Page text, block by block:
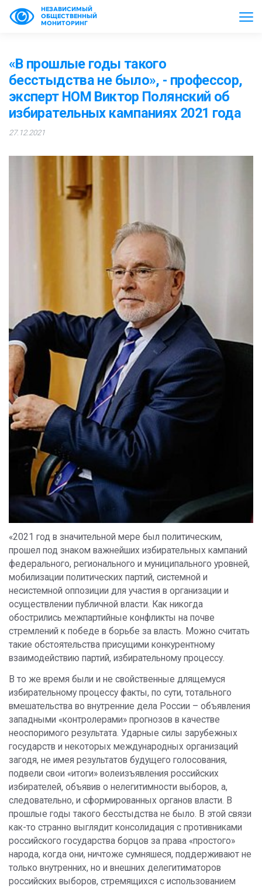
НЕЗАВИСИМЫЙ
ОБЩЕСТВЕННЫЙ
МОНИТОРИНГ
«В прошлые годы такого
бесстыдства не было», - профессор,
эксперт НОМ Виктор Полянский об
избирательных кампаниях 2021 года
27.12.2021
«2021 год в значительной мере был политическим,
прошел под знаком важнейших избирательных кампаний
федерального, регионального и муниципального уровней,
мобилизации политических партий, системной и
несистемной оппозиции для участия в организации и
осуществлении публичной власти. Как никогда
обострились межпартийные конфликты на почве
стремлений к победе в борьбе за власть. Можно считать
такие обстоятельства присущими конкурентному
взаимодействию партий, избирательному процессу.
В то же время были и не свойственные длящемуся
избирательному процессу факты, по сути, тотального
вмешательства во внутренние дела России – объявления
западными «контролерами» прогнозов в качестве
неоспоримого результата. Ударные силы зарубежных
государств и некоторых международных организаций
загодя, не имея результатов будущего голосования,
подвели свои «итоги» волеизъявления российских
избирателей, объявив о нелегитимности выборов, а,
следовательно, и сформированных органов власти. В
прошлые годы такого бесстыдства не было. В этой связи
как-то странно выглядит консолидация с противниками
российского государства борцов за права «простого»
народа, когда они, ничтоже сумняшеся, поддерживают не
только внутренних, но и внешних делегитиматоров
российских выборов, стремящихся с использованием